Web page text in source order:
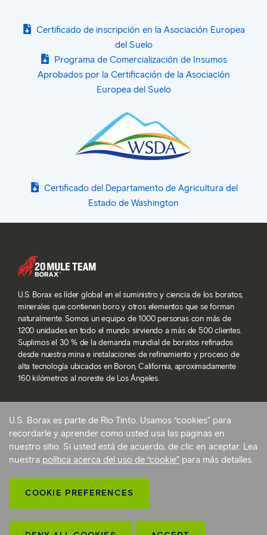
Certificado de inscripción en la Asociación Europea
del Suelo
Programa de Comercialización de Insumos
Aprobados por la Certificación de la Asociación
Europea del Suelo
Certificado del Departamento de Agricultura del
Estado de Washington
U.S. Borax es líder global en el suministro y ciencia de los boratos,
minerales que contienen boro y otros elementos que se forman
naturalmente. Somos un equipo de 1000 personas con más de
1200 unidades en todo el mundo sirviendo a más de 500 clientes.
Suplimos el 30 % de la demanda mundial de boratos refinados
desde nuestra mina e instalaciones de refinamiento y proceso de
alta tecnología ubicados en Boron, California, aproximadamente
160 kilómetros al noreste de Los Ángeles.
© 2026 Rio Tinto. Todos los derechos reservados.
Términos de servicio
Politica de privacidad y configuraciones de cookies
Volver arriba
U.S. Borax es parte de Rio Tinto. Usamos “cookies” para
recordarle y aprender como usted usa las paginas en
nuestro sitio. Si usted está de acuerdo, de clic en aceptar. Lea
nuestra política acerca del uso de “cookie” para más detalles.
COOKIE PREFERENCES